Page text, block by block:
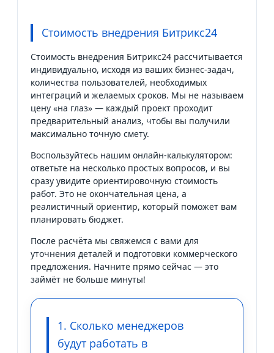
Стоимость внедрения Битрикс24
Стоимость внедрения Битрикс24 рассчитывается
индивидуально, исходя из ваших бизнес-задач,
количества пользователей, необходимых
интеграций и желаемых сроков. Мы не называем
цену «на глаз» — каждый проект проходит
предварительный анализ, чтобы вы получили
максимально точную смету.
Воспользуйтесь нашим онлайн-калькулятором:
ответьте на несколько простых вопросов, и вы
сразу увидите ориентировочную стоимость
работ. Это не окончательная цена, а
реалистичный ориентир, который поможет вам
планировать бюджет.
После расчёта мы свяжемся с вами для
уточнения деталей и подготовки коммерческого
предложения. Начните прямо сейчас — это
займёт не больше минуты!
1. Сколько менеджеров
будут работать в